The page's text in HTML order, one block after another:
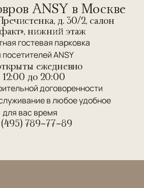
ANSY в Москве
д. 30/2, салон
нижний этаж
гостевая парковка
ANSY
ежедневно
12:00 до 20:00
договоренности
в любое удобное
для вас время
789-77-89